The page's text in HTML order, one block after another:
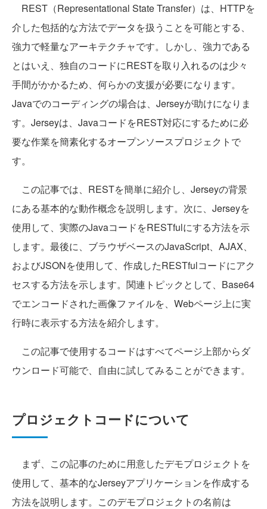
REST（Representational State Transfer）は、HTTPを
介した包括的な方法でデータを扱うことを可能とする、
強力で軽量なアーキテクチャです。しかし、強力である
とはいえ、独自のコードにRESTを取り入れるのは少々
手間がかかるため、何らかの支援が必要になります。
Javaでのコーディングの場合は、Jerseyが助けになりま
す。Jerseyは、JavaコードをREST対応にするために必
要な作業を簡素化するオープンソースプロジェクトで
す。
この記事では、RESTを簡単に紹介し、Jerseyの背景
にある基本的な動作概念を説明します。次に、Jerseyを
使用して、実際のJavaコードをRESTfulにする方法を示
します。最後に、ブラウザベースのJavaScript、AJAX、
およびJSONを使用して、作成したRESTfulコードにアク
セスする方法を示します。関連トピックとして、Base64
でエンコードされた画像ファイルを、Webページ上に実
行時に表示する方法を紹介します。
この記事で使用するコードはすべてページ上部からダ
ウンロード可能で、自由に試してみることができます。
プロジェクトコードについて
まず、この記事のために用意したデモプロジェクトを
使用して、基本的なJerseyアプリケーションを作成する
方法を説明します。このデモプロジェクトの名前は